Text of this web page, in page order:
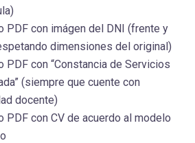
PDF con imágen del DNI (frente y
dimensiones del original)
PDF con “Constancia de Servicios
(siempre que cuente con
docente)
PDF con CV de acuerdo al modelo